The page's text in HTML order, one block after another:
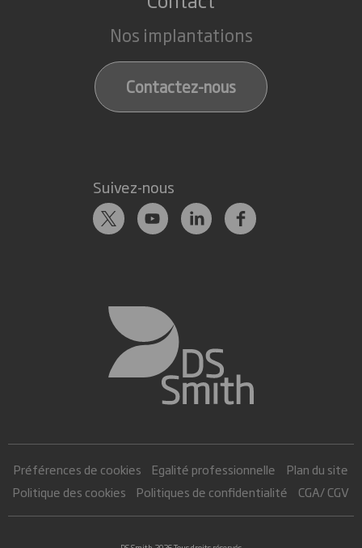
Nos implantations
Contactez-nous
Suivez-nous
Préférences de cookies Egalité professionnelle
Plan du site
Politique des cookies
Politiques de confidentialité CGA/ CGV